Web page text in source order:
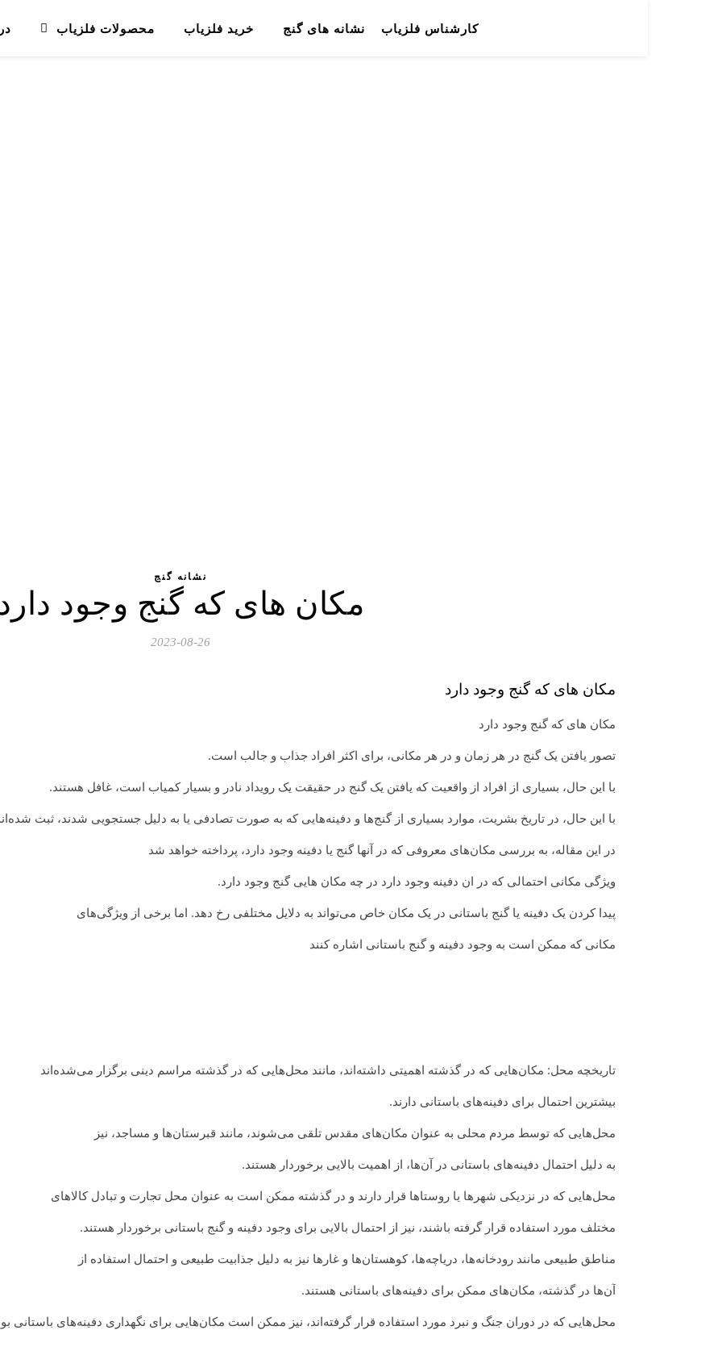
کارشناس فلزیاب نشانه های گنج خرید فلزیاب محصولات فلزیاب
نشانه گنج
مکان های که گنج وجود
2023-08-26
مکان های که گنج وجود دارد
مکان های که گنج وجود دارد
تصور یافتن یک گنج در هر زمان و در هر مکانی، برای اکثر افراد جذاب و جالب است.
با این حال، بسیاری از افراد از واقعیت که یافتن یک گنج در حقیقت یک رویداد نادر و بسیار کمیاب است، غافل هستند.
با این حال، در تاریخ بشریت، موارد بسیاری از گنج‌ها و دفینه‌هایی که به صورت تصادفی یا به دلیل جستجویی شدند، ثبت
در این مقاله، به بررسی مکان‌های معروفی که در آنها گنج یا دفینه وجود دارد، پرداخته خواهد شد
ویژگی مکانی احتمالی که در ان دفینه وجود دارد در چه مکان هایی گنج وجود دارد.
پیدا کردن یک دفینه یا گنج باستانی در یک مکان خاص می‌تواند به دلایل مختلفی رخ دهد. اما برخی از ویژگی‌های
مکانی که ممکن است به وجود دفینه و گنج باستانی اشاره کنند
تاریخچه محل: مکان‌هایی که در گذشته اهمیتی داشته‌اند، مانند محل‌هایی که در گذشته مراسم دینی برگزار می‌شده‌اند
بیشترین احتمال برای دفینه‌های باستانی دارند.
محل‌هایی که توسط مردم محلی به عنوان مکان‌های مقدس تلقی می‌شوند، مانند قبرستان‌ها و مساجد، نیز
به دلیل احتمال دفینه‌های باستانی در آن‌ها، از اهمیت بالایی برخوردار هستند.
محل‌هایی که در نزدیکی شهرها یا روستاها قرار دارند و در گذشته ممکن است به عنوان محل تجارت و تبادل کالاهای
مختلف مورد استفاده قرار گرفته باشند، نیز از احتمال بالایی برای وجود دفینه و گنج باستانی برخوردار هستند.
مناطق طبیعی مانند رودخانه‌ها، دریاچه‌ها، کوهستان‌ها و غارها نیز به دلیل جذابیت طبیعی و احتمال استفاده از
آن‌ها در گذشته، مکان‌های ممکن برای دفینه‌های باستانی هستند.
محل‌هایی که در دوران جنگ و نبرد مورد استفاده قرار گرفته‌اند، نیز ممکن است مکان‌هایی برای نگهداری دفینه‌های باستانی